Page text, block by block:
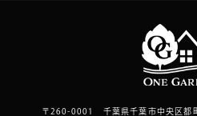
〒260-0001 千葉県千葉市中央区都